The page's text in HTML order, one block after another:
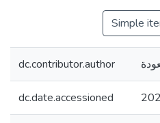
Simple
dc.contributor.author
dc.date.accessioned